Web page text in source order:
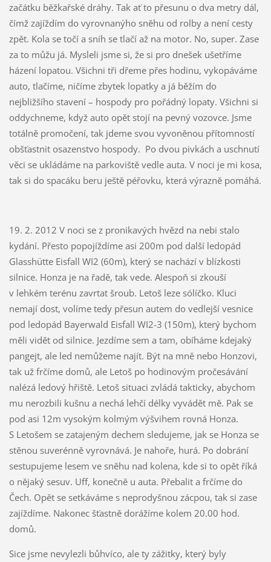
začátku běžkařské dráhy. Tak ať to přesunu o dva metry dál,
čímž zajíždím do vyrovnanýho sněhu od rolby a není cesty
zpět. Kola se točí a sníh se tlačí až na motor. No, super. Zase
za to můžu já. Mysleli jsme si, že si pro dnešek ušetříme
házení lopatou. Všichni tři dřeme přes hodinu, vykopáváme
auto, tlačíme, ničíme zbytek lopatky a já běžím do
nejbližšího stavení – hospody pro pořádný lopaty. Všichni si
oddychneme, když auto opět stojí na pevný vozovce. Jsme
totálně promočení, tak jdeme svou vyvoněnou přítomností
obšťastnit osazenstvo hospody. Po dvou pivkách a uschnutí
věci se ukládáme na parkoviště vedle auta. V noci je mi kosa,
tak si do spacáku beru ještě péřovku, která výrazně pomáhá.
19. 2. 2012 V noci se z pronikavých hvězd na nebi stalo
kydání. Přesto popojíždíme asi 200m pod další ledopád
Glasshütte Eisfall WI2 (60m), který se nachází v blízkosti
silnice. Honza je na řadě, tak vede. Alespoň si zkouší
v lehkém terénu zavrtat šroub. Letoš leze sólíčko. Kluci
nemají dost, volíme tedy přesun autem do vedlejší vesnice
pod ledopád Bayerwald Eisfall WI2-3 (150m), který bychom
měli vidět od silnice. Jezdíme sem a tam, obíháme kdejaký
pangejt, ale led nemůžeme najít. Být na mně nebo Honzovi,
tak už frčíme domů, ale Letoš po hodinovým pročesávání
nalézá ledový hřiště. Letoš situaci zvládá takticky, abychom
mu nerozbili kušnu a nechá lehčí délky vyvádět mě. Pak se
pod asi 12m vysokým kolmým výšvihem rovná Honza.
S Letošem se zatajeným dechem sledujeme, jak se Honza se
stěnou suverénně vyrovnává. Je nahoře, hurá. Po dobrání
sestupujeme lesem ve sněhu nad kolena, kde si to opět říká
o nějaký sesuv. Uff, konečně u auta. Přebalit a frčíme do
Čech. Opět se setkáváme s neprodyšnou zácpou, tak si zase
zajíždíme. Nakonec šťastně dorážíme kolem 20.00 hod.
domů.
Sice jsme nevylezli bůhvíco, ale ty zážitky, který byly